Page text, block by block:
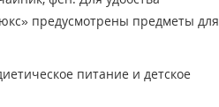
предусмотрены предметы для
питание и детское